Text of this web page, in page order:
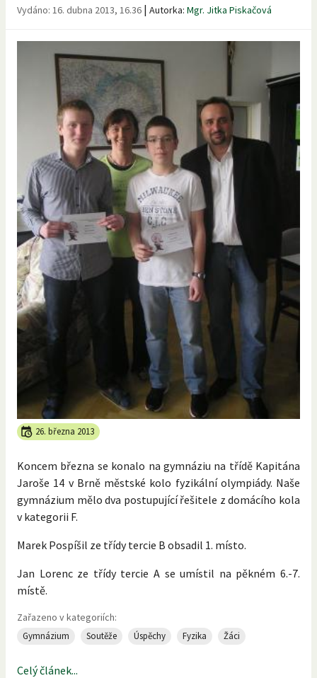
Vydáno: 16. dubna 2013, 16.36 | Autorka: Mgr. Jitka Piskačová
26. března 2013
Koncem března se konalo na gymnáziu na třídě Kapitána
Jaroše 14 v Brně městské kolo fyzikální olympiády. Naše
gymnázium mělo dva postupující řešitele z domácího kola
v kategorii F.
Marek Pospíšil ze třídy tercie B obsadil 1. místo.
Jan Lorenc ze třídy tercie A se umístil na pěkném 6.-7.
místě.
Zařazeno v kategoriích:
Gymnázium Soutěže Úspěchy Fyzika Žáci
Celý článek...